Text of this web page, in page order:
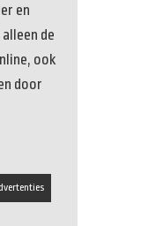
en
de
ook
door